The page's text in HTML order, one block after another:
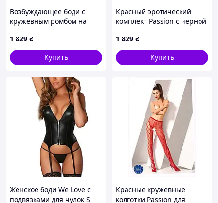
Возбуждающее боди с
кружевным ромбом на
1 829 ₴
Купить
Красный эротический
комплект Passion с черной
1 829 ₴
Купить
Женское боди We Love с
подвязками для чулок S
Красные кружевные
колготки Passion для